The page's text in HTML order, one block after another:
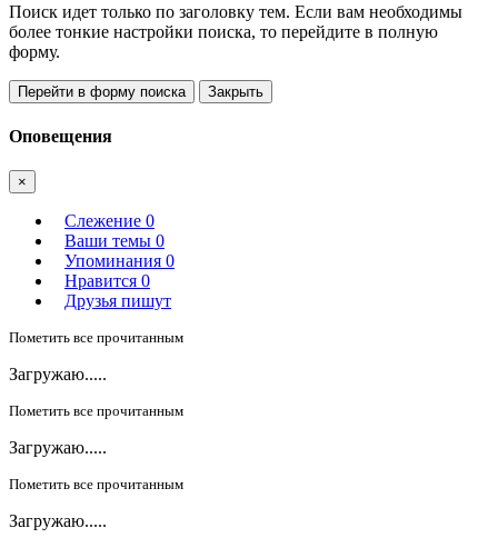
Поиск идет только по заголовку тем. Если вам необходимы
более тонкие настройки поиска, то перейдите в полную
форму.
Перейти в форму поиска Закрыть
Оповещения
×
Слежение 0
Ваши темы 0
Упоминания 0
Нравится 0
Друзья пишут
Пометить все прочитанным
Загружаю.....
Пометить все прочитанным
Загружаю.....
Пометить все прочитанным
Загружаю.....